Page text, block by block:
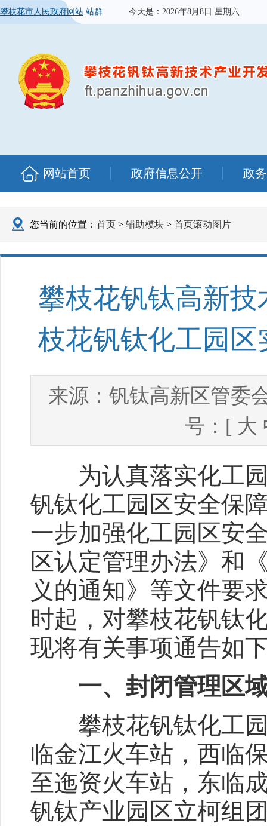
攀枝花市人民政府网站 站群 今天是： 2026年8月8日 星期六
网站首页 政府信息公开 政
您当前的位置： 首页 > 辅助模块 > 首页滚动图片
攀枝花钒钛高新
枝花钒钛化工园
来源： 钒钛高新区管委
号：[ 大
为认真落实化工园
钒钛化工园区安全保
一步加强化工园区安
区认定管理办法》和
义的通知》等文件要
时起，对攀枝花钒钛
现将有关事项通告如
一、封闭管理区
攀枝花钒钛化工园
临金江火车站，西临
至迤资火车站，东临
钒钛产业园区立柯组